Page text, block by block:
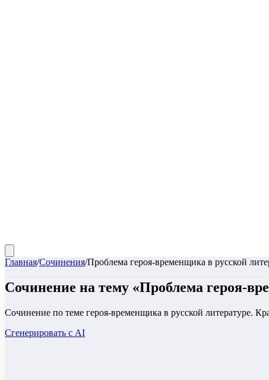
Главная/Сочинения/Проблема героя-временщика в русской
Сочинение на тему «Проблема героя-
Сочинение по теме героя-временщика в русской литературе.
Сгенерировать с AI